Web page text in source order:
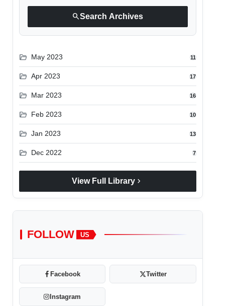
searchSearch Archives
folder_open May 2023 11
folder_open Apr 2023 17
folder_open Mar 2023 16
folder_open Feb 2023 10
folder_open Jan 2023 13
folder_open Dec 2022 7
View Full Library chevron_right
FOLLOW US
Facebook Twitter
Instagram